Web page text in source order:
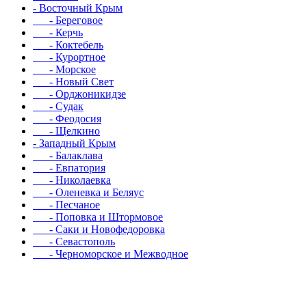
- Восточный Крым
- Береговое
- Керчь
- Коктебель
- Курортное
- Морское
- Новый Свет
- Орджоникидзе
- Судак
- Феодосия
- Щелкино
- Западный Крым
- Балаклава
- Евпатория
- Николаевка
- Оленевка и Беляус
- Песчаное
- Поповка и Штормовое
- Саки и Новофедоровка
- Севастополь
- Черноморское и Межводное